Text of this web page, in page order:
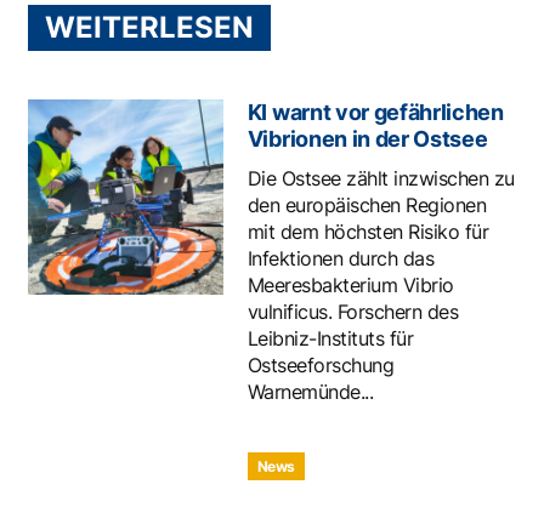
WEITERLESEN
KI warnt vor gefährlichen
Vibrionen in der Ostsee
Die Ostsee zählt inzwischen zu
den europäischen Regionen
mit dem höchsten Risiko für
Infektionen durch das
Meeresbakterium Vibrio
vulnificus. Forschern des
Leibniz-Instituts für
Ostseeforschung
Warnemünde...
News